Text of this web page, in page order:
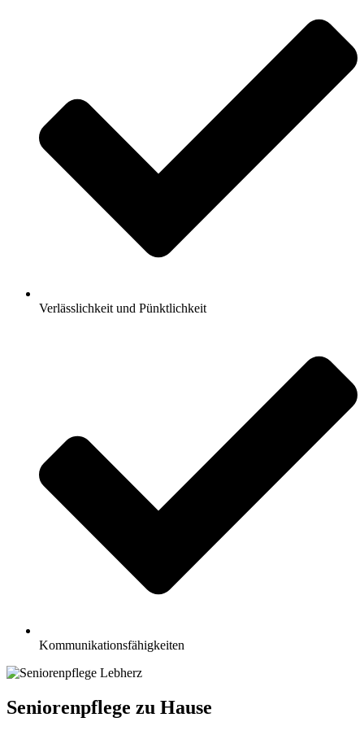
Verlässlichkeit und Pünktlichkeit
Kommunikationsfähigkeiten
Seniorenpflege zu Hause